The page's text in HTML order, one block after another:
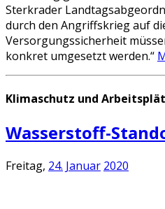
Sterkrader
durch den Angriffskrieg auf
Versorgungssicherheit
konkret umgesetzt werden.“
Klimaschutz und
Wasserstoff-
Freitag, 24. Januar 2020